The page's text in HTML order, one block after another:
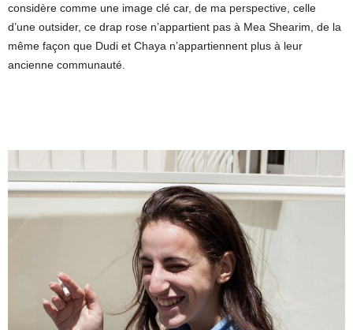
considère comme une image clé car, de ma perspective, celle
d’une outsider, ce drap rose n’appartient pas à Mea Shearim, de la
même façon que Dudi et Chaya n’appartiennent plus à leur
ancienne communauté.